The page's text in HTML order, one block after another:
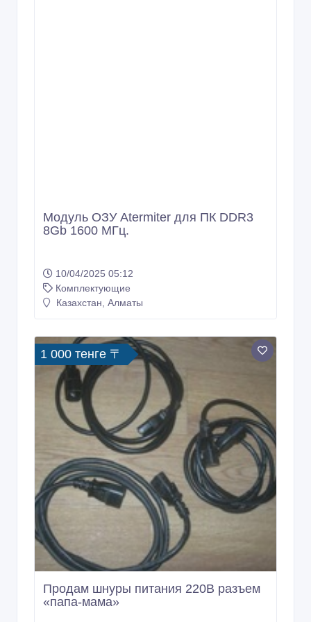
Модуль ОЗУ Atermiter для ПК DDR3
8Gb 1600 МГц.
10/04/2025 05:12
Комплектующие
Казахстан, Алматы
1 000 тенге 〒
Продам шнуры питания 220В разъем
«папа-мама»